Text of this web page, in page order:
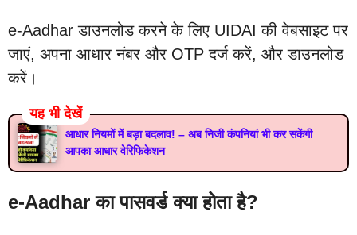
e-Aadhar डाउनलोड करने के लिए UIDAI की वेबसाइट पर
जाएं, अपना आधार नंबर और OTP दर्ज करें, और डाउनलोड
करें।
यह भी देखें
आधार नियमों में बड़ा बदलाव! – अब निजी कंपनियां भी कर सकेंगी
आपका आधार वेरिफिकेशन
e-Aadhar का पासवर्ड क्या होता है?